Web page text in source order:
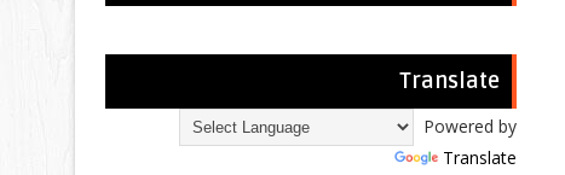
Translate
Powered by
Translate